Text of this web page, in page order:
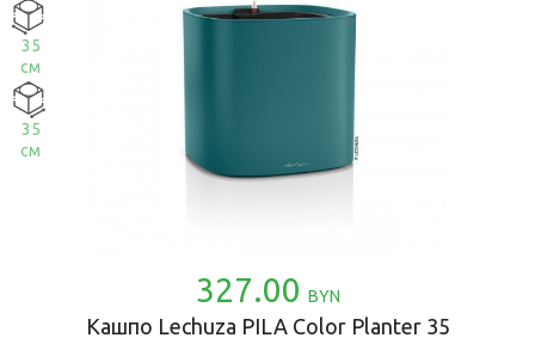
35
см
35
см
327.00 BYN
Кашпо Lechuza PILA Color Planter 35